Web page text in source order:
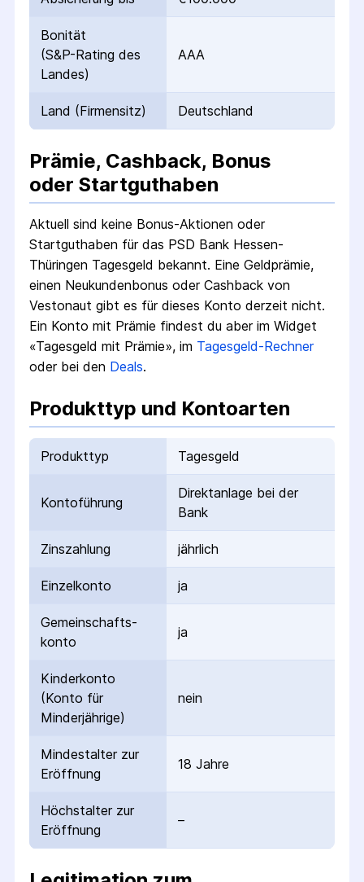
Bonität
(S&P-Rating des
Landes)
AAA
Land (Firmensitz) Deutschland
Prämie, Cashback, Bonus
oder Startguthaben
Aktuell sind keine Bonus-Aktionen oder
Startguthaben für das PSD Bank Hessen-
Thüringen Tagesgeld bekannt. Eine Geldprämie,
einen Neukundenbonus oder Cashback von
Vestonaut gibt es für dieses Konto derzeit nicht.
Ein Konto mit Prämie findest du aber im Widget
«Tagesgeld mit Prämie», im Tagesgeld-Rechner
oder bei den Deals.
Produkttyp und Kontoarten
Produkttyp Tagesgeld
Kontoführung
Direktanlage bei der
Bank
Zinszahlung jährlich
Einzelkonto ja
Gemeinschafts­
konto
ja
Kinderkonto
(Konto für
Minderjährige)
nein
Mindestalter zur
Eröffnung
18 Jahre
Höchstalter zur
Eröffnung
–